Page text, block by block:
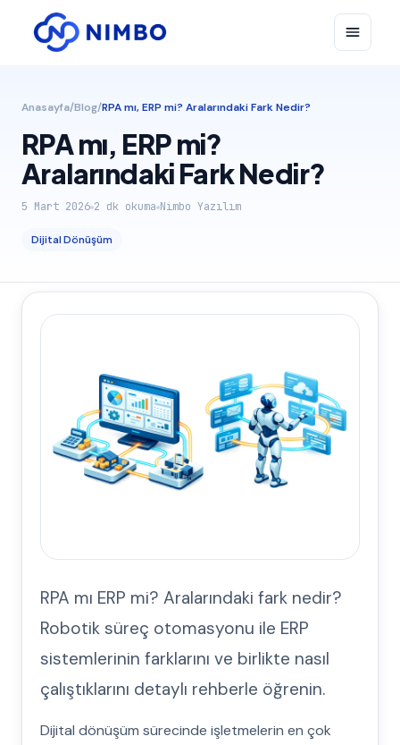
Anasayfa/Blog/RPA mı, ERP mi? Aralarındaki Fark Nedir?
RPA mı, ERP mi?
Aralarındaki Fark Nedir?
5 Mart 2026 2 dk okuma Nimbo Yazılım
Dijital Dönüşüm
RPA mı ERP mi? Aralarındaki fark nedir?
Robotik süreç otomasyonu ile ERP
sistemlerinin farklarını ve birlikte nasıl
çalıştıklarını detaylı rehberle öğrenin.
Dijital dönüşüm sürecinde işletmelerin en çok